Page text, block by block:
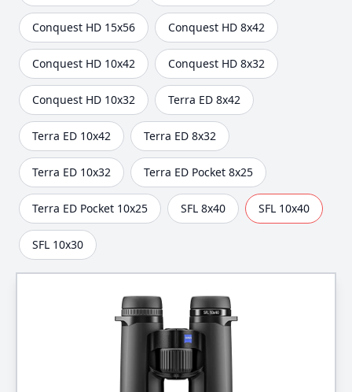
Conquest HD 15x56 Conquest HD 8x42
Conquest HD 10x42 Conquest HD 8x32
Conquest HD 10x32 Terra ED 8x42
Terra ED 10x42 Terra ED 8x32
Terra ED 10x32 Terra ED Pocket 8x25
Terra ED Pocket 10x25 SFL 8x40 SFL 10x40
SFL 10x30